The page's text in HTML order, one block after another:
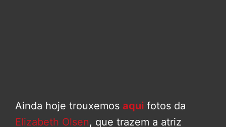
Ainda hoje trouxemos aqui fotos da
Elizabeth Olsen, que trazem a atriz